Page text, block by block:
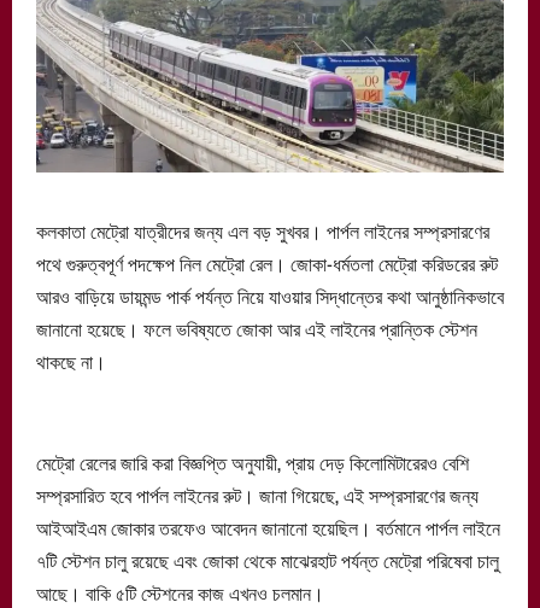
কলকাতা মেট্রো যাত্রীদের জন্য এল বড় সুখবর। পার্পল লাইনের সম্প্রসারণের
পথে গুরুত্বপূর্ণ পদক্ষেপ নিল মেট্রো রেল। জোকা-ধর্মতলা মেট্রো করিডরের রুট
আরও বাড়িয়ে ডায়মন্ড পার্ক পর্যন্ত নিয়ে যাওয়ার সিদ্ধান্তের কথা আনুষ্ঠানিকভাবে
জানানো হয়েছে। ফলে ভবিষ্যতে জোকা আর এই লাইনের প্রান্তিক স্টেশন
থাকছে না।
মেট্রো রেলের জারি করা বিজ্ঞপ্তি অনুযায়ী, প্রায় দেড় কিলোমিটারেরও বেশি
সম্প্রসারিত হবে পার্পল লাইনের রুট। জানা গিয়েছে, এই সম্প্রসারণের জন্য
আইআইএম জোকার তরফেও আবেদন জানানো হয়েছিল। বর্তমানে পার্পল লাইনে
৭টি স্টেশন চালু রয়েছে এবং জোকা থেকে মাঝেরহাট পর্যন্ত মেট্রো পরিষেবা চালু
আছে। বাকি ৫টি স্টেশনের কাজ এখনও চলমান।